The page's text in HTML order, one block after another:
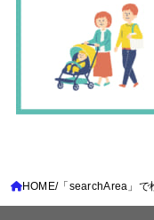
HOME 「searchArea」で